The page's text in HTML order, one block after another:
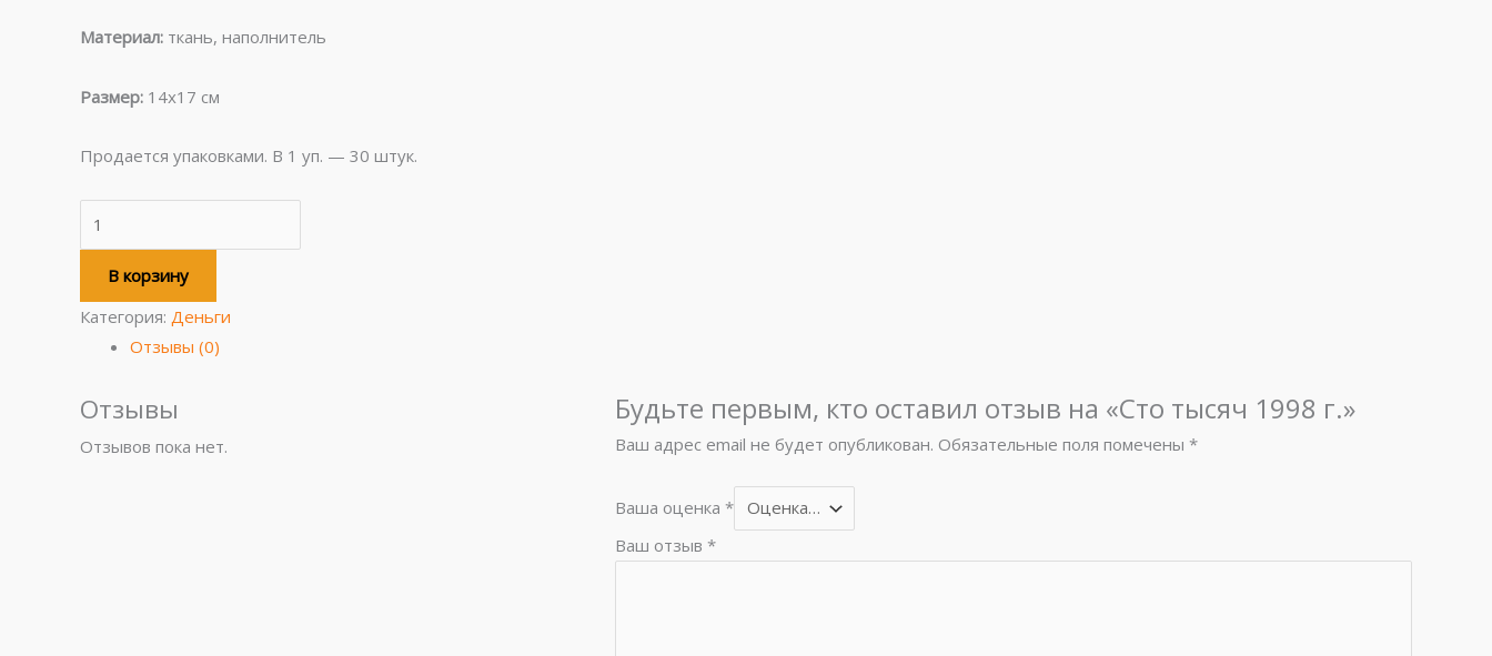
Материал: ткань, наполнитель
Размер: 14х17 см
Продается упаковками. В 1 уп. — 30 штук.
В корзину
Категория: Деньги
Отзывы (0)
Отзывы
Отзывов пока нет.
Будьте первым, кто оставил отзыв на «Сто тысяч 1998 г.»
Ваш адрес email не будет опубликован. Обязательные поля помечены *
Ваша оценка *
Ваш отзыв *